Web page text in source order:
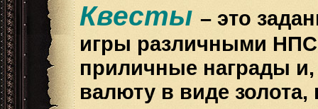
Квесты – это
игры различными НПС
приличные награды и,
валюту в виде